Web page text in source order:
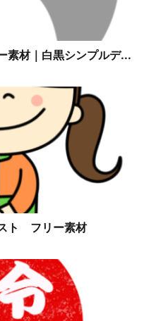
素材｜白黒シンプルデ...
ト フリー素材